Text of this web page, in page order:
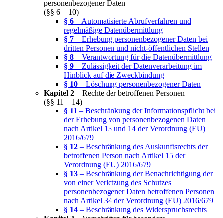
personenbezogener Daten
(§§ 6 – 10)
§ 6 – Automatisierte Abrufverfahren und
regelmäßige Datenübermittlung
§ 7 – Erhebung personenbezogener Daten bei
dritten Personen und nicht-öffentlichen Stellen
§ 8 – Verantwortung für die Datenübermittlung
§ 9 – Zulässigkeit der Datenverarbeitung im
Hinblick auf die Zweckbindung
§ 10 – Löschung personenbezogener Daten
Kapitel 2 – Rechte der betroffenen Personen
(§§ 11 – 14)
§ 11 – Beschränkung der Informationspflicht bei
der Erhebung von personenbezogenen Daten
nach Artikel 13 und 14 der Verordnung (EU)
2016/679
§ 12 – Beschränkung des Auskunftsrechts der
betroffenen Person nach Artikel 15 der
Verordnung (EU) 2016/679
§ 13 – Beschränkung der Benachrichtigung der
von einer Verletzung des Schutzes
personenbezogener Daten betroffenen Personen
nach Artikel 34 der Verordnung (EU) 2016/679
§ 14 – Beschränkung des Widerspruchsrechts